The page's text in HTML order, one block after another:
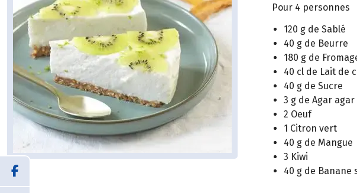
Pour 4 personnes
120 g de Sablé
40 g de Beurre
180 g de
40 cl de Lait de
40 g de Sucre
3 g de Agar agar
2 Oeuf
1 Citron vert
40 g de Mangue
3 Kiwi
40 g de Banane